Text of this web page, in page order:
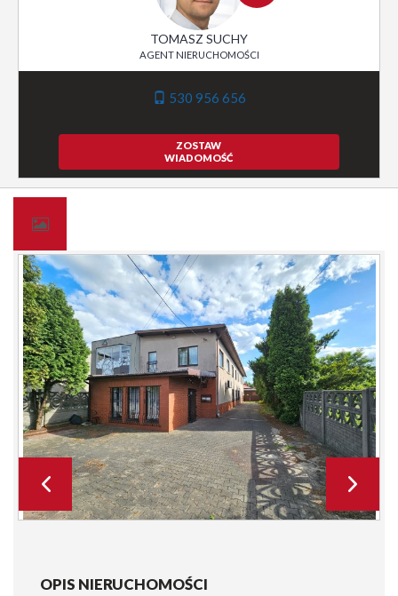
TOMASZ SUCHY
AGENT NIERUCHOMOŚCI
530 956 656
ZOSTAW
WIADOMOŚĆ
OPIS NIERUCHOMOŚCI